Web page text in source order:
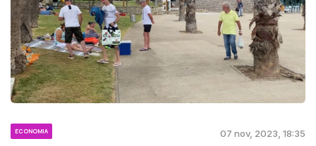
ECONOMIA 07 nov, 2023, 18:35